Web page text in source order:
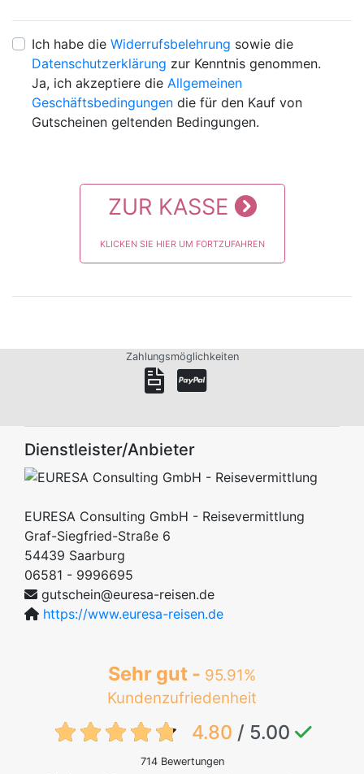
Ich habe die Widerrufsbelehrung sowie die
Datenschutzerklärung zur Kenntnis genommen.
Ja, ich akzeptiere die Allgemeinen
Geschäftsbedingungen die für den Kauf von
Gutscheinen geltenden Bedingungen.
ZUR KASSE
KLICKEN SIE HIER UM FORTZUFAHREN
Zahlungsmöglichkeiten
Dienstleister/Anbieter
EURESA Consulting GmbH - Reisevermittlung
Graf-Siegfried-Straße 6
54439 Saarburg
06581 - 9996695
gutschein@euresa-reisen.de
https://www.euresa-reisen.de
Sehr gut - 95.91%
Kundenzufriedenheit
{txt:feedback-rating}
4.80 / 5.00
714 Bewertungen